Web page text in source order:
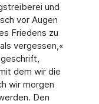
und
vor Augen
Friedens zu
vergessen,«
dem wir die
wir morgen
Den